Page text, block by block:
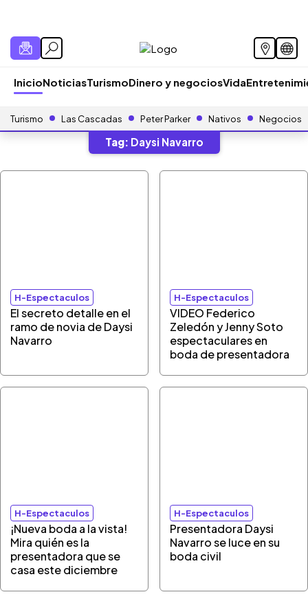
InicioNoticiasTurismoDinero y negociosVida
Turismo Las Cascadas Peter Parker Nativos Negocios
Tag: Daysi Navarro
H-Espectaculos
El secreto detalle en el
ramo de novia de Daysi
Navarro
H-Espectaculos
VIDEO Federico
Zeledón y Jenny Soto
espectaculares en
boda de presentadora
H-Espectaculos
¡Nueva boda a la vista!
Mira quién es la
presentadora que se
casa este diciembre
H-Espectaculos
Presentadora Daysi
Navarro se luce en su
boda civil